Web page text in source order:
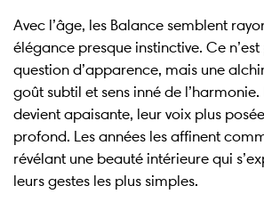
Avec l’âge, les Balance semblent
élégance presque instinctive. Ce n’est
question d’apparence, mais une
goût subtil et sens inné de
devient apaisante, leur voix plus
profond. Les années les affinent
révélant une beauté intérieure qui
leurs gestes les plus simples.